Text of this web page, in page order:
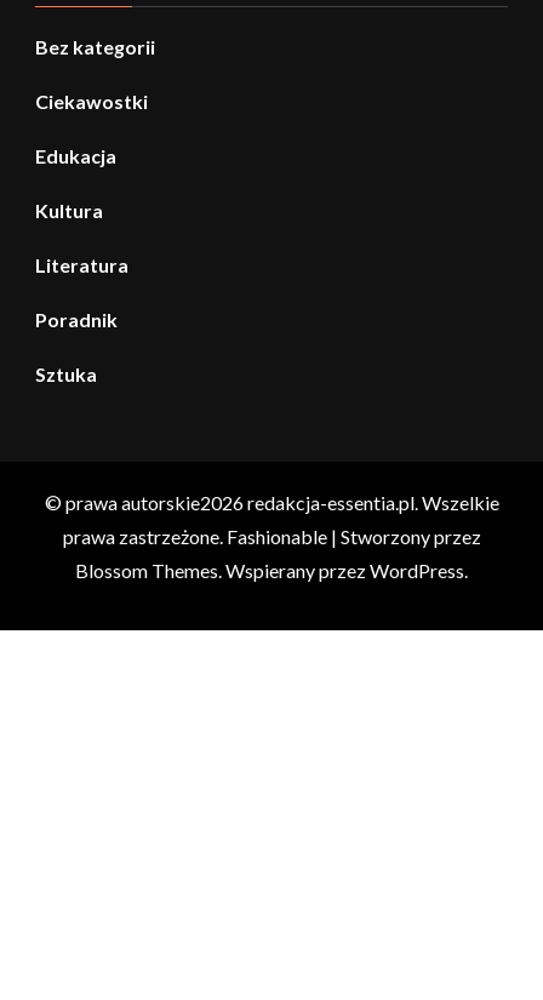
Bez kategorii
Ciekawostki
Edukacja
Kultura
Literatura
Poradnik
Sztuka
© prawa autorskie2026redakcja-essentia.pl. Wszelkie
prawa zastrzeżone.Fashionable | Stworzony przez
Blossom Themes. Wspierany przezWordPress.